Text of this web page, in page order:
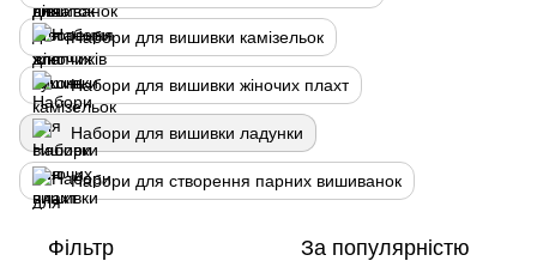
Набори для вишивки камізельок
Набори для вишивки жіночих плахт
Набори для вишивки ладунки
Набори для створення парних вишиванок
Фільтр За популярністю